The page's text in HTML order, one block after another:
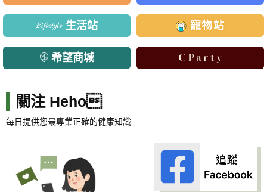
生活站 寵物站
希望商城
關注 Heho
每日提供您最專業正確的健康知識